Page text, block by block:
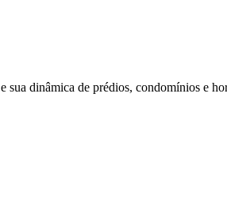
e sua dinâmica de prédios, condomínios e